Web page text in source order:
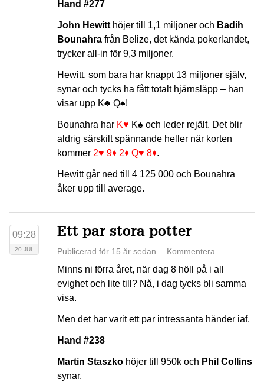
Hand #277
John Hewitthöjer till 1,1 miljoner och Badih
Bounahrafrån Belize, det kända pokerlandet,
trycker all-in för 9,3 miljoner.
Hewitt, som bara har knappt 13 miljoner själv,
synar och tycks ha fått totalt hjärnsläpp – han
visar upp K♣ Q♠!
Bounahra har K♥ K♠ och leder rejält. Det blir
aldrig särskilt spännande heller när korten
kommer 2♥ 9♦ 2♦ Q♥ 8♦.
Hewitt går ned till 4 125 000 och Bounahra
åker upp till average.
09:28
20 JUL
Ett par stora potter
Publicerad för 15 år sedan Kommentera
Minns ni förra året, när dag 8 höll på i all
evighet och lite till? Nå, i dag tycks bli samma
visa.
Men det har varit ett par intressanta händer iaf.
Hand #238
Martin Staszkohöjer till 950k och Phil Collins
synar.